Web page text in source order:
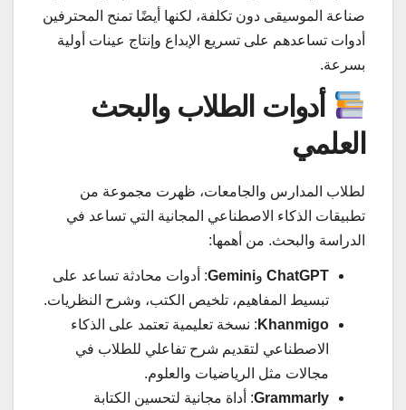
صناعة الموسيقى دون تكلفة، لكنها أيضًا تمنح المحترفين
أدوات تساعدهم على تسريع الإبداع وإنتاج عينات أولية
بسرعة.
أدوات الطلاب والبحث
العلمي
لطلاب المدارس والجامعات، ظهرت مجموعة من
تطبيقات الذكاء الاصطناعي المجانية التي تساعد في
الدراسة والبحث. من أهمها:
ChatGPT وGemini: أدوات محادثة تساعد على
تبسيط المفاهيم، تلخيص الكتب، وشرح النظريات.
Khanmigo : نسخة تعليمية تعتمد على الذكاء
الاصطناعي لتقديم شرح تفاعلي للطلاب في
مجالات مثل الرياضيات والعلوم.
Grammarly: أداة مجانية لتحسين الكتابة